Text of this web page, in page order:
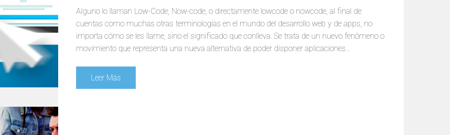
Alguno lo llaman Low-Code, Now-code, o directamente lowcode o nowcode, al final de
cuentas como muchas otras terminologías en el mundo del desarrollo web y de apps, no
importa cómo se les llame, sino el significado que conlleva. Se trata de un nuevo fenómeno o
movimiento que representa una nueva alternativa de poder disponer aplicaciones…
Leer Más